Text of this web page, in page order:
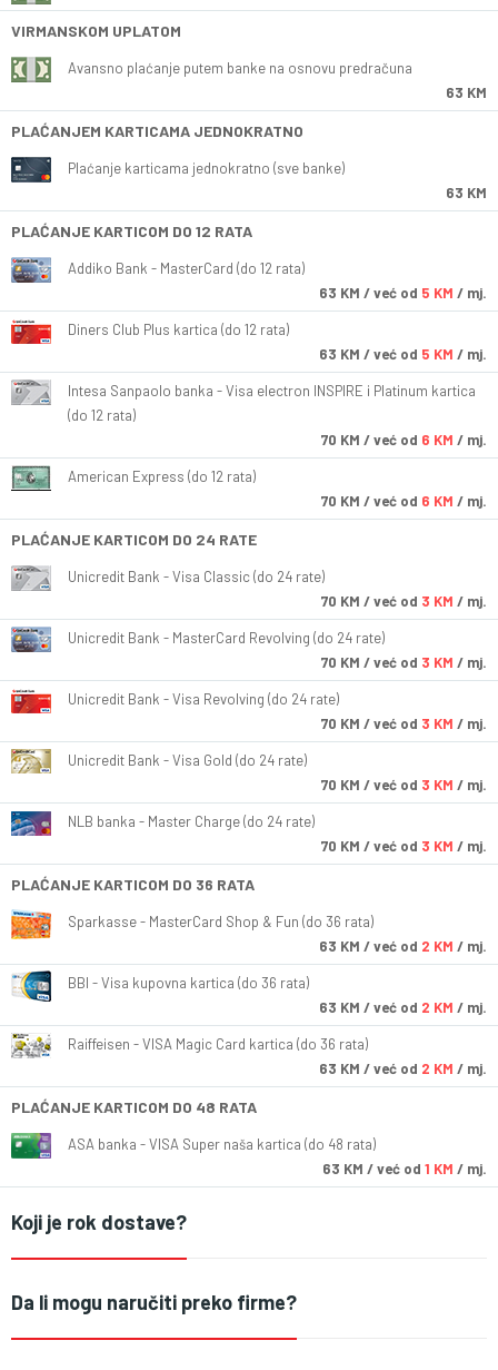
VIRMANSKOM UPLATOM
Avansno plaćanje putem banke na osnovu predračuna
63 KM
PLAĆANJEM KARTICAMA JEDNOKRATNO
Plaćanje karticama jednokratno (sve banke)
63 KM
PLAĆANJE KARTICOM DO 12 RATA
Addiko Bank - MasterCard (do 12 rata)
63 KM / već od 5 KM / mj.
Diners Club Plus kartica (do 12 rata)
63 KM / već od 5 KM / mj.
Intesa Sanpaolo banka - Visa electron INSPIRE i Platinum kartica
(do 12 rata)
70 KM / već od 6 KM / mj.
American Express (do 12 rata)
70 KM / već od 6 KM / mj.
PLAĆANJE KARTICOM DO 24 RATE
Unicredit Bank - Visa Classic (do 24 rate)
70 KM / već od 3 KM / mj.
Unicredit Bank - MasterCard Revolving (do 24 rate)
70 KM / već od 3 KM / mj.
Unicredit Bank - Visa Revolving (do 24 rate)
70 KM / već od 3 KM / mj.
Unicredit Bank - Visa Gold (do 24 rate)
70 KM / već od 3 KM / mj.
NLB banka - Master Charge (do 24 rate)
70 KM / već od 3 KM / mj.
PLAĆANJE KARTICOM DO 36 RATA
Sparkasse - MasterCard Shop & Fun (do 36 rata)
63 KM / već od 2 KM / mj.
BBI - Visa kupovna kartica (do 36 rata)
63 KM / već od 2 KM / mj.
Raiffeisen - VISA Magic Card kartica (do 36 rata)
63 KM / već od 2 KM / mj.
PLAĆANJE KARTICOM DO 48 RATA
ASA banka - VISA Super naša kartica (do 48 rata)
63 KM / već od 1 KM / mj.
Koji je rok dostave?
Da li mogu naručiti preko firme?